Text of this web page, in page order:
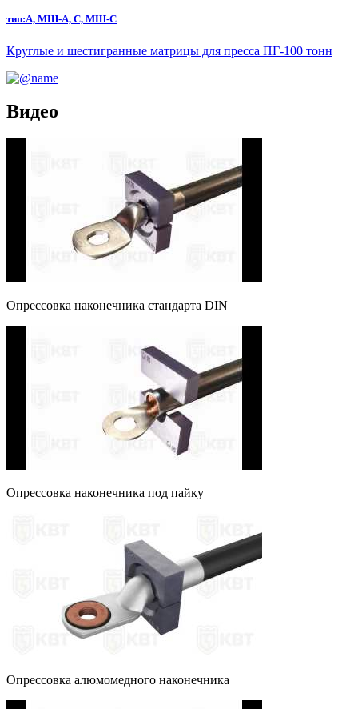
тип:А, МШ-А, С, МШ-С
Круглые и шестигранные матрицы для пресса ПГ-100 тонн
Видео
Опрессовка наконечника стандарта DIN
Опрессовка наконечника под пайку
Опрессовка алюмомедного наконечника